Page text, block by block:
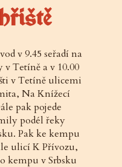
v 9.45 seřadí na
Tetíně a v 10.00
v Tetíně ulicemi
Na Knížecí
pak pojede
podél řeky
Pak ke kempu
ulicí K Přívozu,
kempu v Srbsku